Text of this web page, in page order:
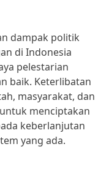
dampak politik
di Indonesia
pelestarian
baik. Keterlibatan
masyarakat, dan
menciptakan
keberlanjutan
yang ada.